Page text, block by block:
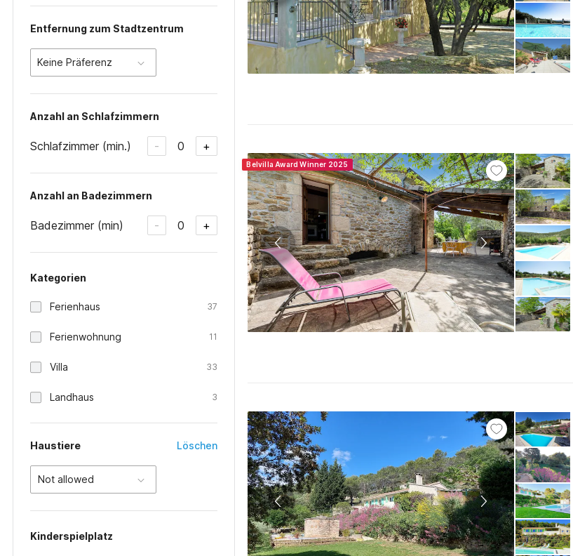
Entfernung zum Stadtzentrum
Keine Präferenz
Anzahl an Schlafzimmern
Schlafzimmer (min.) - 0 +
Anzahl an Badezimmern
Badezimmer (min) - 0 +
Kategorien
Ferienhaus 37
Ferienwohnung 11
Villa 33
Landhaus 3
Haustiere Löschen
Not allowed
Kinderspielplatz
Belvilla Award Winner 2025